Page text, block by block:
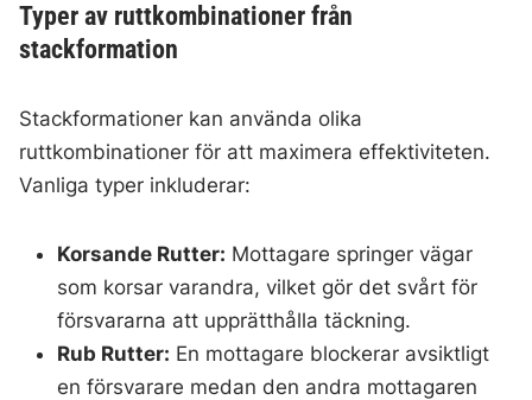
Typer av ruttkombinationer från
stackformation
Stackformationer kan använda olika
ruttkombinationer för att maximera effektiviteten.
Vanliga typer inkluderar:
Korsande Rutter: Mottagare springer vägar
som korsar varandra, vilket gör det svårt för
försvararna att upprätthålla täckning.
Rub Rutter: En mottagare blockerar avsiktligt
en försvarare medan den andra mottagaren